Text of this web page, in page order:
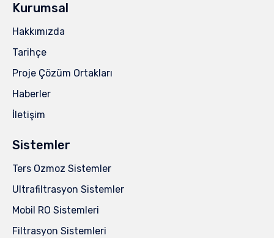
Kurumsal
Hakkımızda
Tarihçe
Proje Çözüm Ortakları
Haberler
İletişim
Sistemler
Ters Ozmoz Sistemler
Ultrafiltrasyon Sistemler
Mobil RO Sistemleri
Filtrasyon Sistemleri